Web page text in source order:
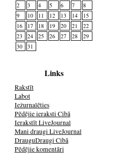
2
3 4 5 6 7
8
9
10 11 12 13 14
15
16
17 18 19 20 21
22
23
24 25 26 27 28
29
30
31
Links
Rakstīt
Labot
Iežurnalēties
Pēdējie ieraksti Cibā
Ierakstīt LiveJournal
Mani draugi LiveJournal
DrauguDraugi Cibā
Pēdējie komentāri